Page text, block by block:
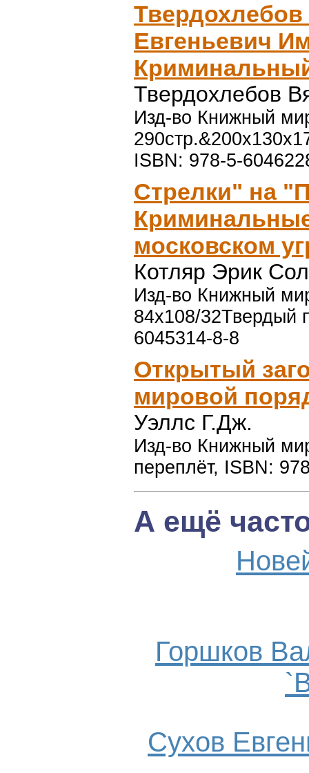
Евгеньевич
Твердохлебов
Изд-во Книжный
ISBN: 978-5-
Стрелки" на
московском
Котляр Эрик
Изд-во Книжный
84x108/32Твердый
6045314-8-8
Открытый
мировой
Уэллс Г.Дж.
Изд-во Книжный
переплёт, ISBN:
А ещё
Горшков
Сухов